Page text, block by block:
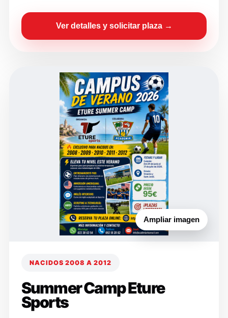
Ver detalles y solicitar plaza →
Ampliar imagen
NACIDOS 2008 A 2012
Summer Camp Eture
Sports